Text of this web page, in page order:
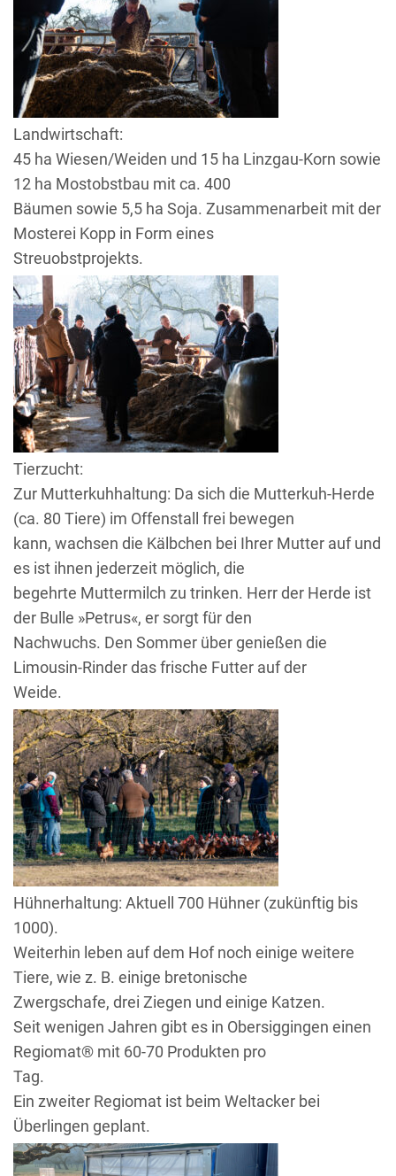
Landwirtschaft:
45 ha Wiesen/Weiden und 15 ha Linzgau-Korn sowie
12 ha Mostobstbau mit ca. 400
Bäumen sowie 5,5 ha Soja. Zusammenarbeit mit der
Mosterei Kopp in Form eines
Streuobstprojekts.
Tierzucht:
Zur Mutterkuhhaltung: Da sich die Mutterkuh-Herde
(ca. 80 Tiere) im Offenstall frei bewegen
kann, wachsen die Kälbchen bei Ihrer Mutter auf und
es ist ihnen jederzeit möglich, die
begehrte Muttermilch zu trinken. Herr der Herde ist
der Bulle »Petrus«, er sorgt für den
Nachwuchs. Den Sommer über genießen die
Limousin-Rinder das frische Futter auf der
Weide.
Hühnerhaltung: Aktuell 700 Hühner (zukünftig bis
1000).
Weiterhin leben auf dem Hof noch einige weitere
Tiere, wie z. B. einige bretonische
Zwergschafe, drei Ziegen und einige Katzen.
Seit wenigen Jahren gibt es in Obersiggingen einen
Regiomat® mit 60-70 Produkten pro
Tag.
Ein zweiter Regiomat ist beim Weltacker bei
Überlingen geplant.